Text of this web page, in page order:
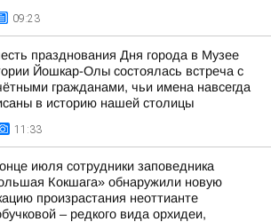
09:23
празднования Дня города в Музее
Йошкар-Олы состоялась встреча с
гражданами, чьи имена навсегда
в историю нашей столицы
11:33
июля сотрудники заповедника
Кокшага» обнаружили новую
произрастания неоттианте
– редкого вида орхидеи,